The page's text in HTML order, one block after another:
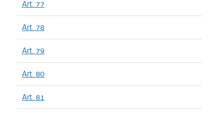
Art. 77
Art. 78
Art. 79
Art. 80
Art. 81